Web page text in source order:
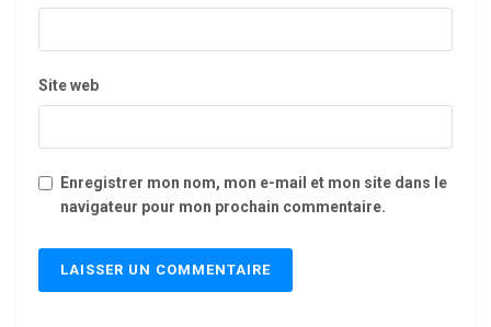
Site web
Enregistrer mon nom, mon e-mail et mon site dans le
navigateur pour mon prochain commentaire.